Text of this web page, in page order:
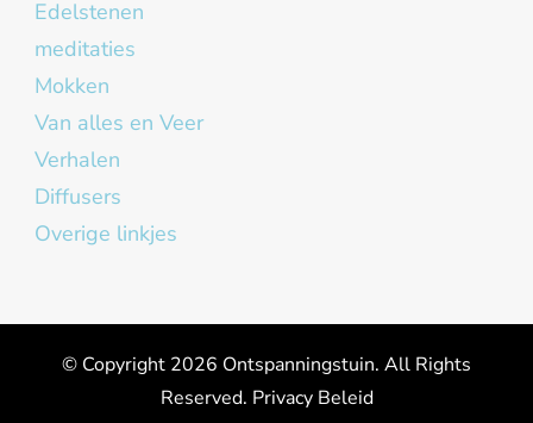
Edelstenen
meditaties
Mokken
Van alles en Veer
Verhalen
Diffusers
Overige linkjes
© Copyright 2026 Ontspanningstuin. All Rights
Reserved. Privacy Beleid